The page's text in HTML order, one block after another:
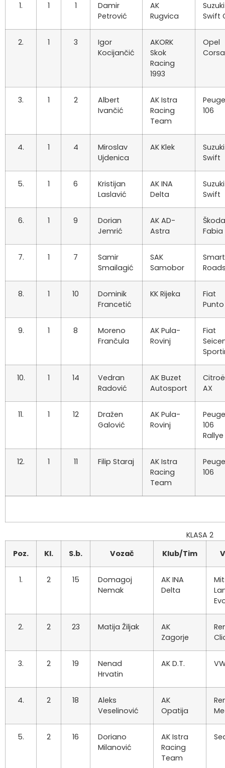
1. 1 1
Damir
Petrović
AK
Rugvica
Suzuki
Swift
2. 1 3
Igor
Kocijančić
AKORK
Skok
Racing
1993
Opel
Corsa
3. 1 2
Albert
Ivančić
AK Istra
Racing
Team
106
4. 1 4
Miroslav
Ujdenica
AK Klek
Suzuki
Swift
5. 1 6
Kristijan
Laslavić
AK INA
Delta
Suzuki
Swift
6. 1 9
Dorian
Jemrić
AK AD-
Astra
Škoda
Fabia
7. 1 7
Samir
Smailagić
SAK
Samobor
Smart
8. 1 10
Dominik
Francetić
KK Rijeka
Fiat
Punto
9. 1 8
Moreno
Frančula
AK Pula-
Rovinj
Fiat
10. 1 14
Vedran
Radović
AK Buzet
Autosport
AX
11. 1 12
Dražen
Galović
AK Pula-
Rovinj
106
Rallye
12. 1 11 Filip Staraj
AK Istra
Racing
Team
106
KLASA 2
Poz.
Kl. S.b. Vozač Klub/Tim
1. 2 15
Domagoj
Nemak
AK INA
Delta
2. 2 23 Matija Žiljak
AK
Zagorje
3. 2 19
Nenad
Hrvatin
AK D.T.
4. 2 18
Aleks
Veselinović
AK
Opatija
5. 2 16
Doriano
Milanović
AK Istra
Racing
Team